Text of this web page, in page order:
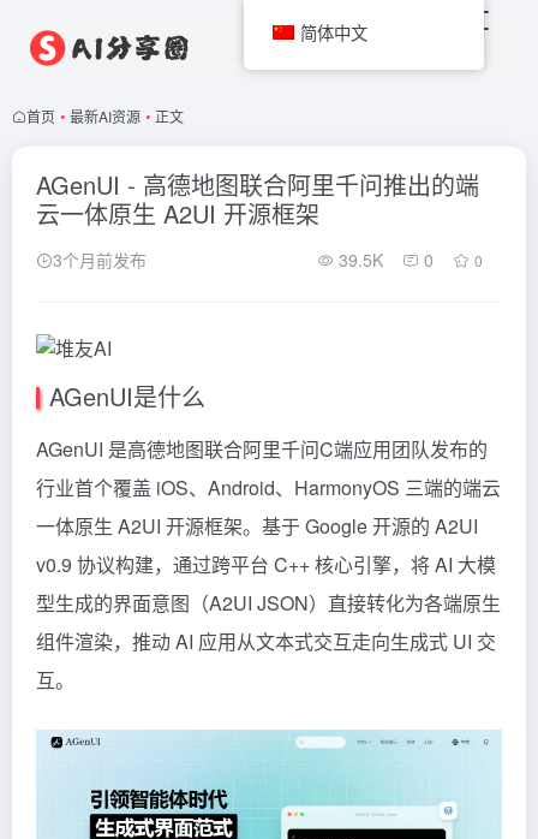
首页 • 最新AI资源 • 正文
AGenUI - 高德地图联合阿里千问推出的端
云一体原生 A2UI 开源框架
3个月前发布 39.5K 0 0
AGenUI是什么
AGenUI 是高德地图联合阿里千问C端应用团队发布的
行业首个覆盖 iOS、Android、HarmonyOS 三端的端云
一体原生 A2UI 开源框架。基于 Google 开源的 A2UI
v0.9 协议构建，通过跨平台 C++ 核心引擎，将 AI 大模
型生成的界面意图（A2UI JSON）直接转化为各端原生
组件渲染，推动 AI 应用从文本式交互走向生成式 UI 交
互。
简体中文